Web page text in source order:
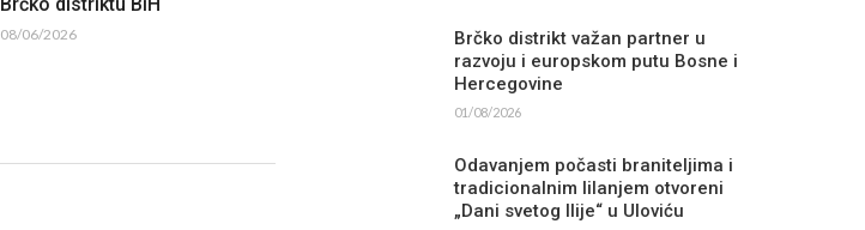
Brčko distriktu BiH
08/06/2026
Brčko distrikt važan partner u
razvoju i europskom putu Bosne i
Hercegovine
01/08/2026
Odavanjem počasti braniteljima i
tradicionalnim lilanjem otvoreni
„Dani svetog Ilije“ u Uloviću